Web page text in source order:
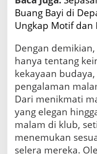
Buang Bayi di
Ungkap Motif dan
Dengan
hanya tentang
kekayaan
pengalaman
Dari menikmati
yang elegan
malam di klub,
menemukan
selera mereka.